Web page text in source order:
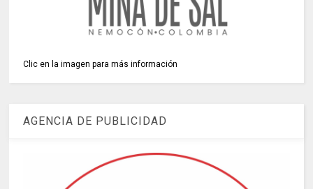
Clic en la imagen para más información
AGENCIA DE PUBLICIDAD